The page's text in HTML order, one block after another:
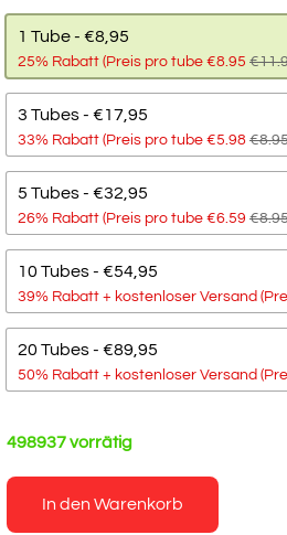
1 Tube - €8,95
25% Rabatt (Preis pro tube €8.95
3 Tubes - €17,95
33% Rabatt (Preis pro tube €5.98
5 Tubes - €32,95
26% Rabatt (Preis pro tube €6.59
10 Tubes - €54,95
39% Rabatt + kostenloser Versand
20 Tubes - €89,95
50% Rabatt + kostenloser Versand
498937 vorrätig
In den Warenkorb